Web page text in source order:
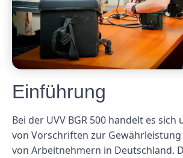
Einführung
Bei der UVV BGR 500 handelt es sich
von Vorschriften zur
von Arbeitnehmern in Deutschland.